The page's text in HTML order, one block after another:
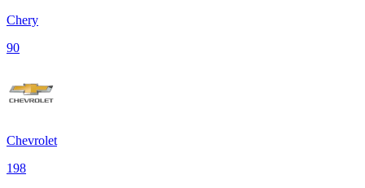
Chery
90
Chevrolet
198